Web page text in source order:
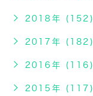
2018年 (152)
2017年 (182)
2016年 (116)
2015年 (117)